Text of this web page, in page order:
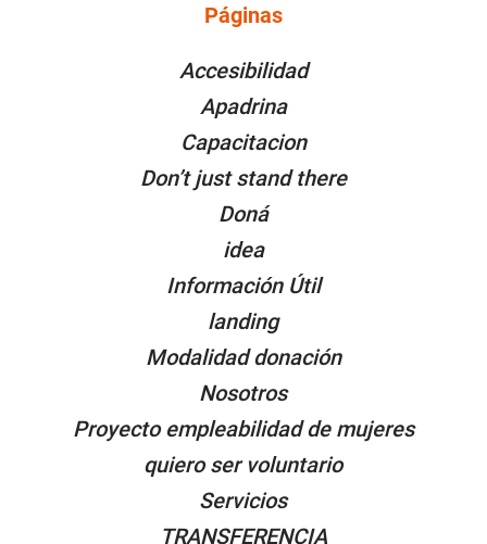
Páginas
Accesibilidad
Apadrina
Capacitacion
Don’t just stand there
Doná
idea
Información Útil
landing
Modalidad donación
Nosotros
Proyecto empleabilidad de mujeres
quiero ser voluntario
Servicios
TRANSFERENCIA